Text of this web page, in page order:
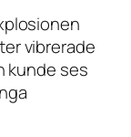
vibrerade
kunde ses